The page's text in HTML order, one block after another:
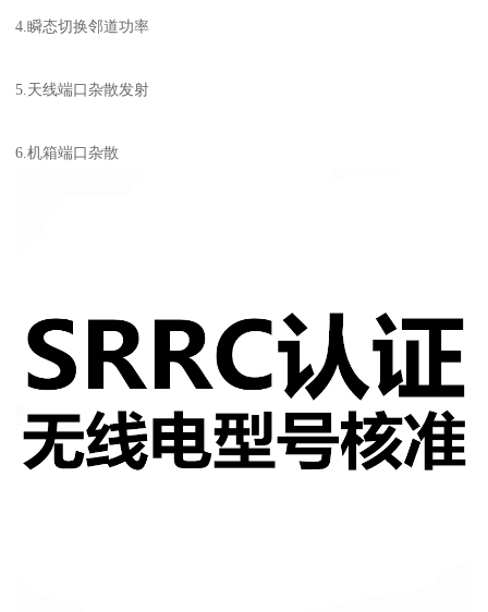
4.瞬态切换邻道功率
5.天线端口杂散发射
6.机箱端口杂散